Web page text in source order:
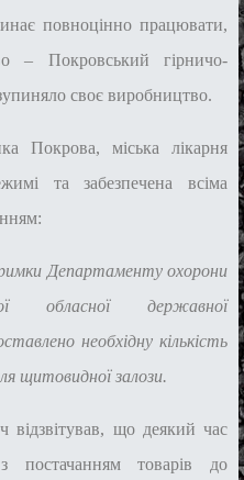
повноцінно працювати,
– Покровський гірничо-
своє виробництво.
міська лікарня
та забезпечена всіма
Департаменту охорони
обласної державної
необхідну кількість
щитовидної залози.
що деякий час
з постачаннямтоварів до